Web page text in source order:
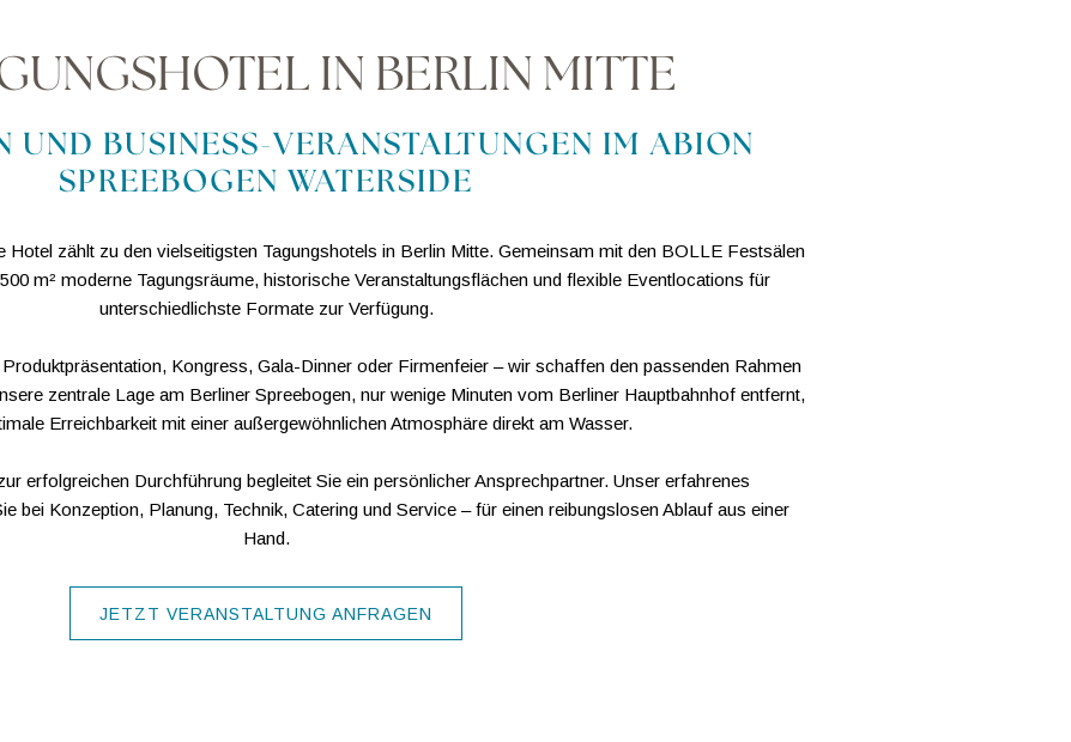
IN BERLIN MITTE
UND BUSINESS-VERANSTALTUNGEN IM ABION
SPREEBOGEN WATERSIDE
Hotel zählt zu den vielseitigsten Tagungshotels in Berlin Mitte. Gemeinsam mit den BOLLE Festsälen
m² moderne Tagungsräume, historische Veranstaltungsflächen und flexible Eventlocations für
unterschiedlichste Formate zur Verfügung.
Kongress, Gala-Dinner oder Firmenfeier – wir schaffen den passenden Rahmen
zentrale Lage am Berliner Spreebogen, nur wenige Minuten vom Berliner Hauptbahnhof entfernt,
Erreichbarkeit mit einer außergewöhnlichen Atmosphäre direkt am Wasser.
erfolgreichen Durchführung begleitet Sie ein persönlicher Ansprechpartner. Unser erfahrenes
bei Konzeption, Planung, Technik, Catering und Service – für einen reibungslosen Ablauf aus einer
Hand.
JETZT VERANSTALTUNG ANFRAGEN